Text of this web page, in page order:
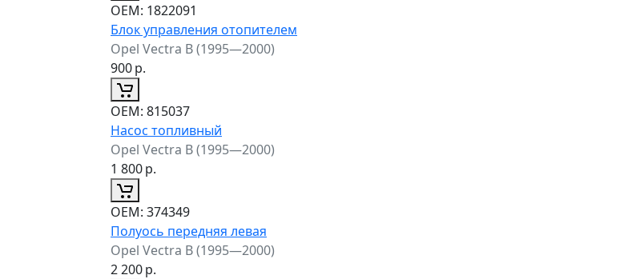
ОЕМ: 1822091
Блок управления отопителем
Opel Vectra B (1995—2000)
900р.
ОЕМ: 815037
Насос топливный
Opel Vectra B (1995—2000)
1 800р.
ОЕМ: 374349
Полуось передняя левая
Opel Vectra B (1995—2000)
2 200р.